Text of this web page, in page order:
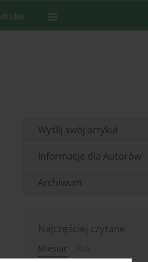
Wyślij swój artykuł
Informacje dla Autorów
Archiwum
Najczęściej czytane
Miesiąc
Rok